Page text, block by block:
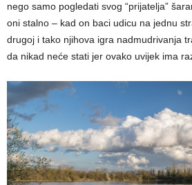
nego samo pogledati svog “prijatelja”
oni stalno – kad on baci udicu na jednu
drugoj i tako njihova igra nadmudrivanja
da nikad neće stati jer ovako uvijek ima